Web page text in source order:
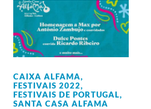
CAIXA ALFAMA,
FESTIVAIS 2022,
FESTIVAIS DE PORTUGAL,
SANTA CASA ALFAMA